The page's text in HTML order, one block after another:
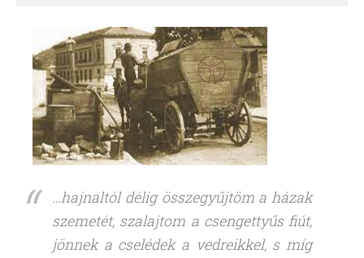
…hajnaltól délig összegyűjtöm a házak
szemetét, szalajtom a csengettyűs fiút,
jönnek a cselédek a vedreikkel, s míg